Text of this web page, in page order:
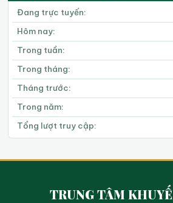
Đang trực tuyến:
Hôm nay:
Trong tuần:
Trong tháng:
Tháng trước:
Trong năm:
Tổng lượt truy cập:
TRUNG TÂM